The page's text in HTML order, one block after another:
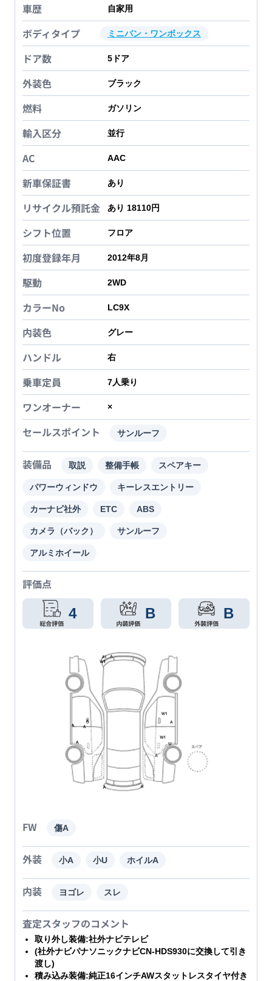
車歴 自家用
ボディタイプ ミニバン・ワンボックス
ドア数 5 ドア
外装色 ブラック
燃料 ガソリン
輸入区分 並行
AC AAC
新車保証書 あり
リサイクル預託金 あり 18110円
シフト位置 フロア
初度登録年月 2012年8月
駆動 2WD
カラーNo LC9X
内装色 グレー
ハンドル 右
乗車定員 7人乗り
ワンオーナー ×
セールスポイント サンルーフ
装備品 取説 整備手帳 スペアキー
パワーウィンドウ キーレスエントリー
カーナビ社外 ETC ABS
カメラ（バック） サンルーフ
アルミホイール
評価点
4 B B
FW 傷A
外装 小A 小U ホイルA
内装 ヨゴレ スレ
査定スタッフのコメント
取り外し装備:社外ナビテレビ
(社外ナビパナソニックナビCN-HDS930に交換して引き
渡し)
積み込み装備:純正16インチAWスタットレスタイヤ付き